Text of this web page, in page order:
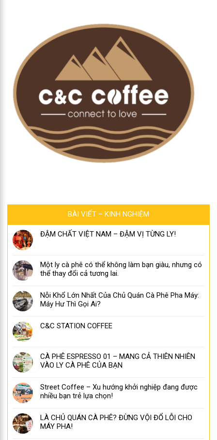
BÀI VIẾT – KINH NGHIỆM
ĐẬM CHẤT VIỆT NAM – ĐẬM VỊ TỪNG LY!
Một ly cà phê có thể không làm bạn giàu, nhưng có
thể thay đổi cả tương lai.
Nỗi Khổ Lớn Nhất Của Chủ Quán Cà Phê Pha Máy:
Máy Hư Thì Gọi Ai?
C&C STATION COFFEE
CÀ PHÊ ESPRESSO 01 – MANG CẢ THIÊN NHIÊN
VÀO LY CÀ PHÊ CỦA BẠN
Street Coffee – Xu hướng khởi nghiệp đang được
nhiều bạn trẻ lựa chọn!
LÀ CHỦ QUÁN CÀ PHÊ? ĐỪNG VỘI ĐỔ LỖI CHO
MÁY PHA!